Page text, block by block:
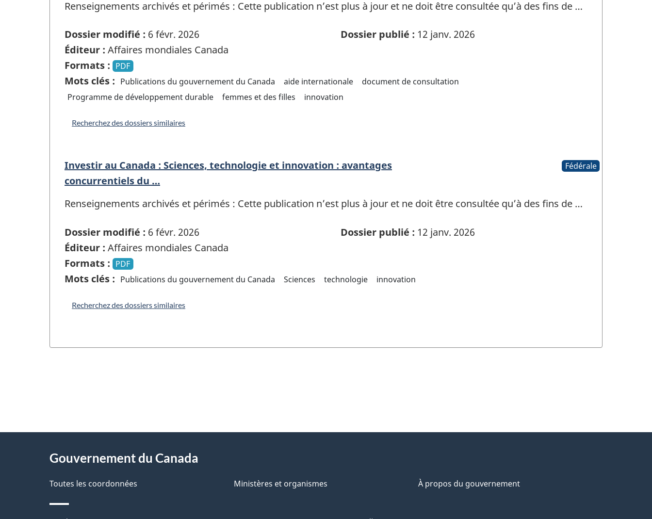
Renseignements archivés et périmés : Cette publication n’est plus à jour et ne doit être consultée qu’à des fins de …
Dossier modifié : 6 févr. 2026 Dossier publié : 12 janv. 2026
Éditeur : Affaires mondiales Canada
Formats : PDF
Mots clés : Publications du gouvernement du Canada aide internationale
document de consultation
Programme de développement durable
femmes et des filles innovation
Recherchez des dossiers similaires
Investir au Canada : Sciences, technologie et innovation : avantages
concurrentiels du …
Fédérale
Renseignements archivés et périmés : Cette publication n’est plus à jour et ne doit être consultée qu’à des fins de …
Dossier modifié : 6 févr. 2026 Dossier publié : 12 janv. 2026
Éditeur : Affaires mondiales Canada
Formats : PDF
Mots clés : Publications du gouvernement du Canada Sciences technologie innovation
Recherchez des dossiers similaires
D
é
t
a
i
Gouvernement du Canada
Toutes les coordonnées Ministères et organismes À propos du gouvernement